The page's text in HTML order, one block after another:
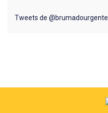
Mundo
Tweets de @brumadourgente